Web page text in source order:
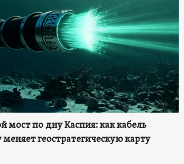
мост по дну Каспия: как кабель
геостратегическую карту